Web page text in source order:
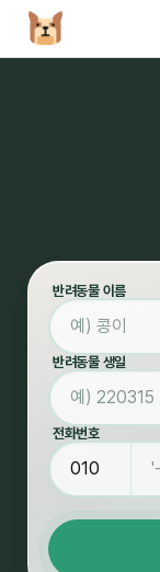
반려동물 이름
반려동물 생일
전화번호